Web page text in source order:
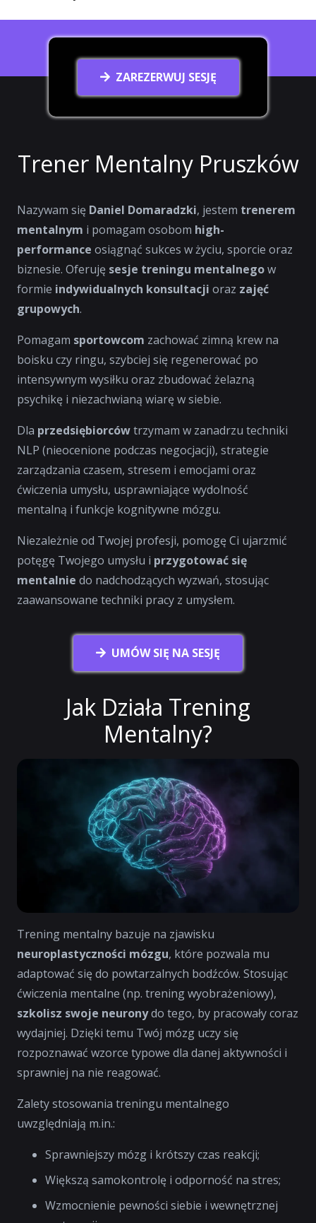
ZAREZERWUJ SESJĘ
Trener Mentalny Pruszków
Nazywam się Daniel Domaradzki, jestem trenerem
mentalnym i pomagam osobom high-
performance osiągnąć sukces w życiu, sporcie oraz
biznesie. Oferuję sesje treningu mentalnegow
formie indywidualnych konsultacji oraz zajęć
grupowych.
Pomagam sportowcom zachować zimną krew na
boisku czy ringu, szybciej się regenerować po
intensywnym wysiłku oraz zbudować żelazną
psychikę i niezachwianą wiarę w siebie.
Dla przedsiębiorcówtrzymam w zanadrzu techniki
NLP (nieocenione podczas negocjacji), strategie
zarządzania czasem, stresem i emocjami oraz
ćwiczenia umysłu, usprawniające wydolność
mentalną i funkcje kognitywne mózgu.
Niezależnie od Twojej profesji, pomogę Ci ujarzmić
potęgę Twojego umysłu i przygotować się
mentalnie do nadchodzących wyzwań, stosując
zaawansowane techniki pracy z umysłem.
UMÓW SIĘ NA SESJĘ
Jak Działa Trening
Mentalny?
Trening mentalny bazuje na zjawisku
neuroplastyczności mózgu, które pozwala mu
adaptować się do powtarzalnych bodźców. Stosując
ćwiczenia mentalne (np. trening wyobrażeniowy),
szkolisz swoje neuronydo tego, by pracowały coraz
wydajniej. Dzięki temu Twój mózg uczy się
rozpoznawać wzorce typowe dla danej aktywności i
sprawniej na nie reagować.
Zalety stosowania treningu mentalnego
uwzględniają m.in.:
Sprawniejszy mózg i krótszy czas reakcji;
Większą samokontrolę i odporność na stres;
Wzmocnienie pewności siebie i wewnętrznej